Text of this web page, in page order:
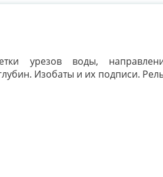
урезов воды,
Изобаты и их подписи.